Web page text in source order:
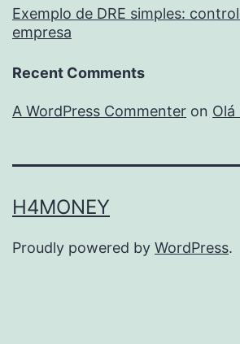
Exemplo de DRE simples:
empresa
Recent Comments
A WordPress Commenter on Olá
H4MONEY
Proudly powered by WordPress.